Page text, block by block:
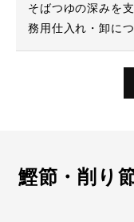
そばつゆの深みを
務用仕入れ・卸に
鰹節・削り